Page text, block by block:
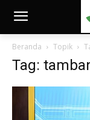
Beranda Topik
Tag: